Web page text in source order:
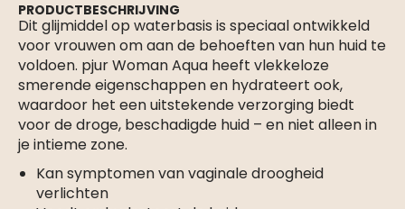
PRODUCTBESCHRIJVING
Dit glijmiddel op waterbasis is speciaal ontwikkeld
voor vrouwen om aan de behoeften van hun huid te
voldoen. pjur Woman Aqua heeft vlekkeloze
smerende eigenschappen en hydrateert ook,
waardoor het een uitstekende verzorging biedt
voor de droge, beschadigde huid – en niet alleen in
je intieme zone.
Kan symptomen van vaginale droogheid
verlichten